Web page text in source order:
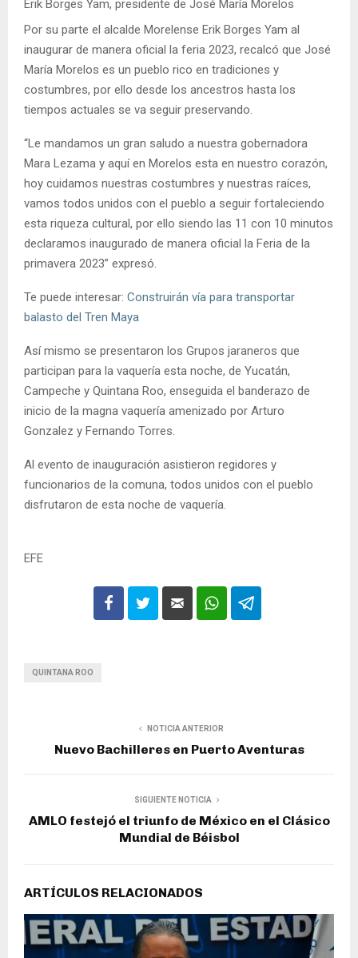
Erik Borges Yam, presidente de José María Morelos
Por su parte el alcalde Morelense Erik Borges Yam al
inaugurar de manera oficial la feria 2023, recalcó que José
María Morelos es un pueblo rico en tradiciones y
costumbres, por ello desde los ancestros hasta los
tiempos actuales se va seguir preservando.
“Le mandamos un gran saludo a nuestra gobernadora
Mara Lezama y aquí en Morelos esta en nuestro corazón,
hoy cuidamos nuestras costumbres y nuestras raíces,
vamos todos unidos con el pueblo a seguir fortaleciendo
esta riqueza cultural, por ello siendo las 11 con 10 minutos
declaramos inaugurado de manera oficial la Feria de la
primavera 2023” expresó.
Te puede interesar: Construirán vía para transportar
balasto del Tren Maya
Así mismo se presentaron los Grupos jaraneros que
participan para la vaquería esta noche, de Yucatán,
Campeche y Quintana Roo, enseguida el banderazo de
inicio de la magna vaquería amenizado por Arturo
Gonzalez y Fernando Torres.
Al evento de inauguración asistieron regidores y
funcionarios de la comuna, todos unidos con el pueblo
disfrutaron de esta noche de vaquería.
EFE
QUINTANA ROO
NOTICIA ANTERIOR
Nuevo Bachilleres en Puerto Aventuras
SIGUIENTE NOTICIA
AMLO festejó el triunfo de México en el Clásico
Mundial de Béisbol
ARTÍCULOS RELACIONADOS